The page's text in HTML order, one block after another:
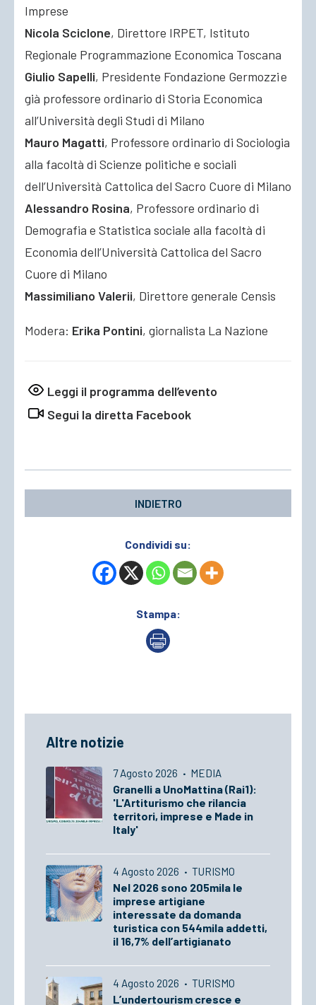
Imprese
Nicola Sciclone, Direttore IRPET, Istituto
Regionale Programmazione Economica Toscana
Giulio Sapelli, Presidente Fondazione Germozzi e
già professore ordinario di Storia Economica
all’Università degli Studi di Milano
Mauro Magatti, Professore ordinario di Sociologia
alla facoltà di Scienze politiche e sociali
dell’Università Cattolica del Sacro Cuore di Milano
Alessandro Rosina, Professore ordinario di
Demografia e Statistica sociale alla facoltà di
Economia dell’Università Cattolica del Sacro
Cuore di Milano
Massimiliano Valerii, Direttore generale Censis
Modera: Erika Pontini, giornalista La Nazione
Leggi il programma dell’evento
Segui la diretta Facebook
INDIETRO
Condividi su:
Stampa:
Altre notizie
7 Agosto 2026 · MEDIA
Granelli a UnoMattina (Rai1):
'L'Artiturismo che rilancia
territori, imprese e Made in
Italy'
4 Agosto 2026 · TURISMO
Nel 2026 sono 205mila le
imprese artigiane
interessate da domanda
turistica con 544mila addetti,
il 16,7% dell’artigianato
4 Agosto 2026 · TURISMO
L’undertourism cresce e